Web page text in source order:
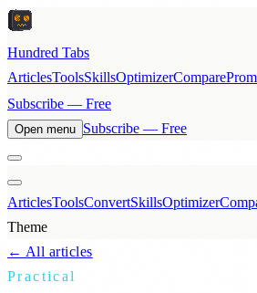
Hundred Tabs
ArticlesToolsSkillsOptimizerCompare
Subscribe — Free
Open menu Subscribe — Free
ArticlesToolsConvertSkillsOptimizer
Theme
← All articles
Practical